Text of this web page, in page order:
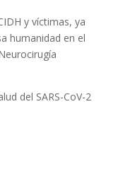
y víctimas, ya
humanidad en el
del SARS-CoV-2